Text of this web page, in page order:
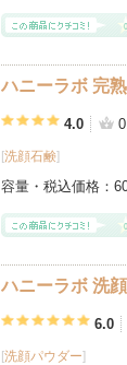
ハニーラボ 完
4.0
[洗顔石鹸]
容量・税込価格：
ハニーラボ 洗
6.0
[洗顔パウダー]